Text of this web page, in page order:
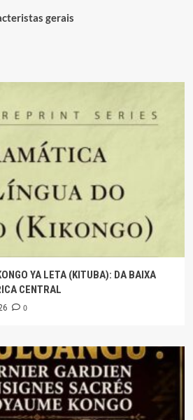
gerais
YA LETA (KITUBA): DA BAIXA
CENTRAL
0